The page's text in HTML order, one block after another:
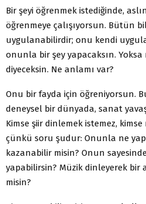
Bir şeyi öğrenmek istediğinde,
öğrenmeye çalışıyorsun. Bütün
uygulanabilirdir; onu kendi
onunla bir şey yapacaksın.
diyeceksin. Ne anlamı var?
Onu bir fayda için öğreniyorsun.
deneysel bir dünyada, sanat
Kimse şiir dinlemek istemez,
çünkü soru şudur: Onunla ne
kazanabilir misin? Onun
yapabilirsin? Müzik dinleyerek bir
misin?